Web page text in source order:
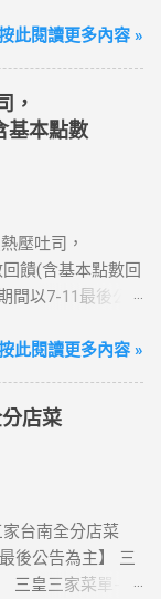
送一優惠！ > 實
國開通啟用後回
eSIM出國上網
到飽」方案；即
：買1張日本5天
情：好康優惠看
ibon 購買教學
首選，速度穩
耳其 熱門地區通
利 ✈️ 180天彈性開
享受出國網路自
能。 ●不支援鎖
、網路分享器、
【Apple】（執
此閱讀更多內容 »
，
基本點數
壓吐司，
饋(含基本點數回
間以7-11最後公
買熱壓吐司
小編推
事項 1.本優惠不得
各門市實際可販
會員需報
此閱讀更多內容 »
店菜
台南全分店菜
後公告為主】 三
三皇三家菜單-台